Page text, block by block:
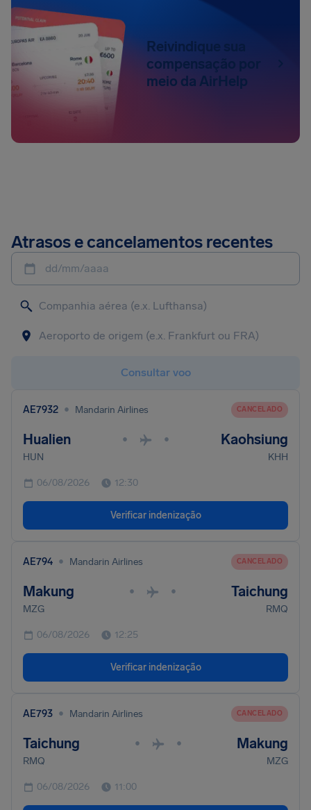
Reivindique sua
compensação por
meio da AirHelp
Atrasos e cancelamentos recentes
dd/mm/aaaa
Consultar voo
AE7932 • Mandarin Airlines CANCELADO
Hualien • • Kaohsiung
HUN KHH
06/08/2026 12:30
Verificar indenização
AE794 • Mandarin Airlines CANCELADO
Makung • • Taichung
MZG RMQ
06/08/2026 12:25
Verificar indenização
AE793 • Mandarin Airlines CANCELADO
Taichung • • Makung
RMQ MZG
06/08/2026 11:00